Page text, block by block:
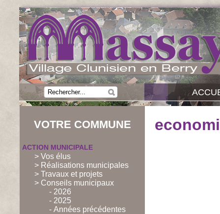
VOTRE COMMUNE
ACTION MUNICIPALE
> Vos élus
> Réalisations municipales
> Travaux et projets
> Conseils municipaux
- 2026
- 2025
- Années précédentes